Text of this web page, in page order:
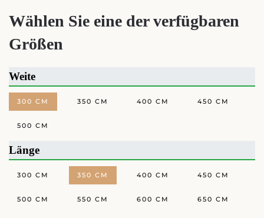
Wählen Sie eine der verfügbaren
Größen
Weite
300 CM 350 CM 400 CM 450 CM
500 CM
Länge
300 CM 350 CM 400 CM 450 CM
500 CM 550 CM 600 CM 650 CM